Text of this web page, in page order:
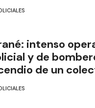
intenso
y de
de un